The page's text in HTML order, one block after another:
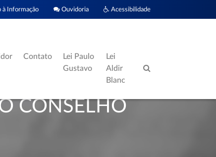
Acessibilidade
Ouvidoria
à Informação
Contato
Lei Paulo
Gustavo
Lei
Aldir
Blanc
CONSELHO